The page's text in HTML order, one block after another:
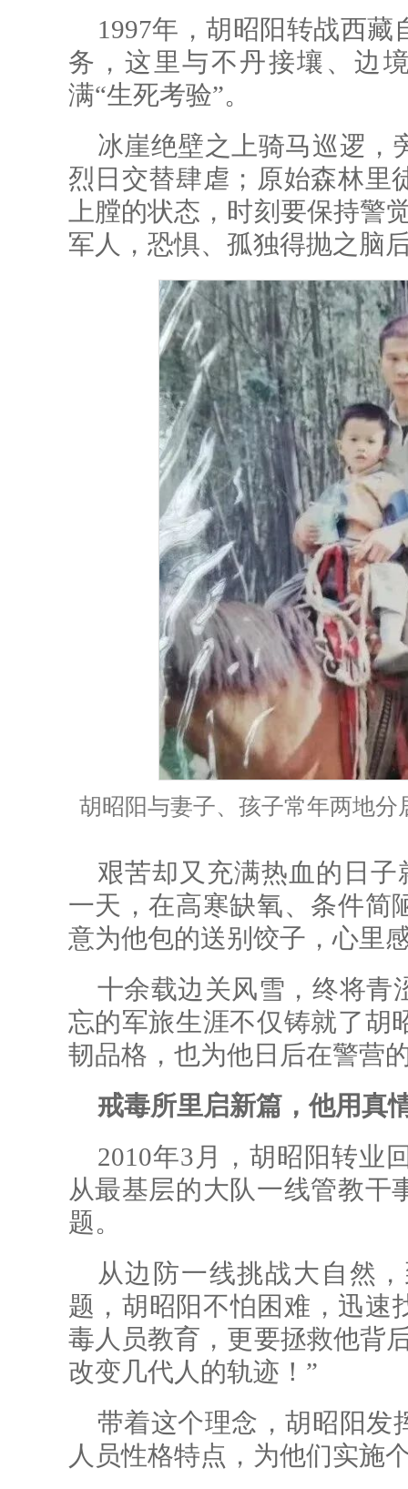
1997年，胡昭阳转战西
务，这里与不丹接壤、边
满“生死考验”。
冰崖绝壁之上骑马巡逻，
烈日交替肆虐；原始森林里
上膛的状态，时刻要保持警
军人，恐惧、孤独得抛之脑
胡昭阳与妻子、孩子常年两地
艰苦却又充满热血的日
一天，在高寒缺氧、条件简
意为他包的送别饺子，心里
十余载边关风雪，终将青
忘的军旅生涯不仅铸就了胡
韧品格，也为他日后在警营
戒毒所里启新篇，他用真
2010年3月，胡昭阳转业
从最基层的大队一线管教干
题。
从边防一线挑战大自然
题，胡昭阳不怕困难，迅
毒人员教育，更要拯救他背
改变几代人的轨迹！”
带着这个理念，胡昭阳发
人员性格特点，为他们实施